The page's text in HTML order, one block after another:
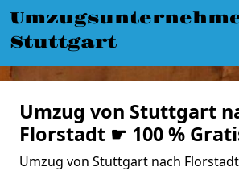
Stuttgart
Umzug von Stuttgart
Florstadt ☛ 100 %
Umzug von Stuttgart nach